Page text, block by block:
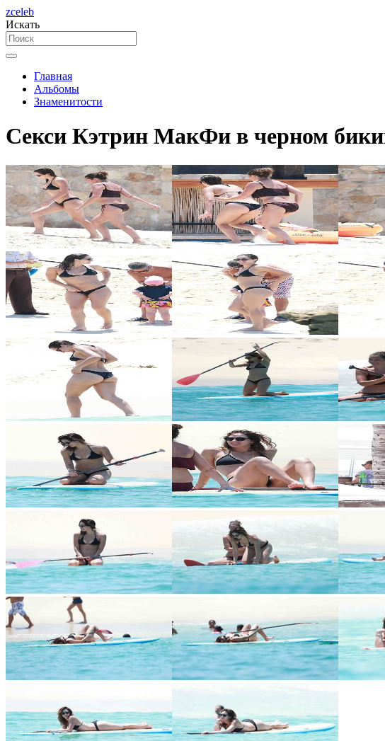
zceleb
Искать
Главная
Альбомы
Знаменитости
Секси Кэтрин МакФи в черном